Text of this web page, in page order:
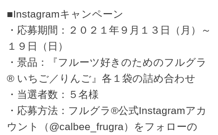
■Instagramキャンペーン
・応募期間：２０２１年９月１３日（月）～
１９日（日）
・景品：『フルーツ好きのためのフルグラ
® いちご／りんご』各１袋の詰め合わせ
・当選者数：５名様
・応募方法：フルグラ®公式Instagramアカ
ウント（@calbee_frugra）をフォローの